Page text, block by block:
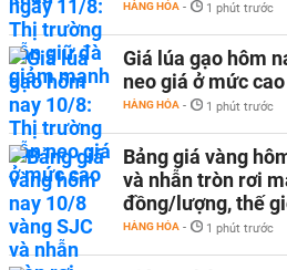
HÀNG HÓA - 1 phút trước
Giá lúa gạo hôm
neo giá ở mức cao
HÀNG HÓA - 1 phút trước
Bảng giá vàng
và nhẫn tròn rơi
đồng/lượng, thế
HÀNG HÓA - 1 phút trước